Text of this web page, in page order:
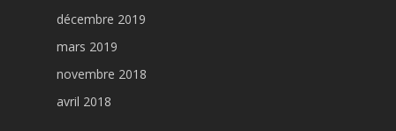
décembre 2019
mars 2019
novembre 2018
avril 2018